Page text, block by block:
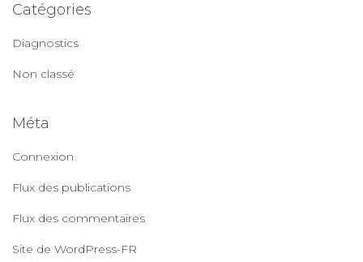
Catégories
Diagnostics
Non classé
Méta
Connexion
Flux des publications
Flux des commentaires
Site de WordPress-FR